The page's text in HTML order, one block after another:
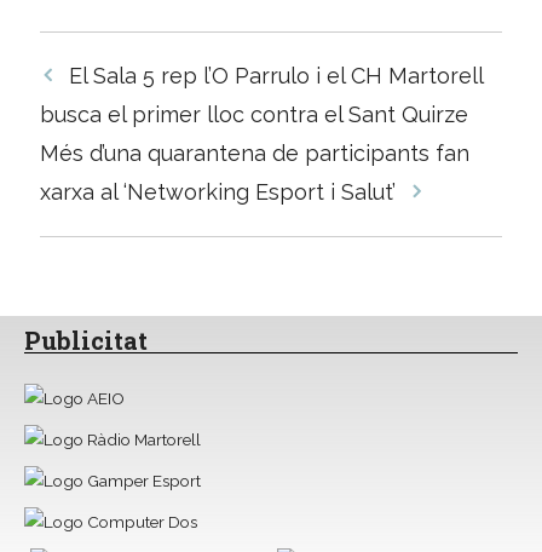
Navegació
per
les
El Sala 5 rep l’O Parrulo i el CH Martorell
busca el primer lloc contra el Sant Quirze
Més d’una quarantena de participants fan
xarxa al ‘Networking Esport i Salut’
Publicitat